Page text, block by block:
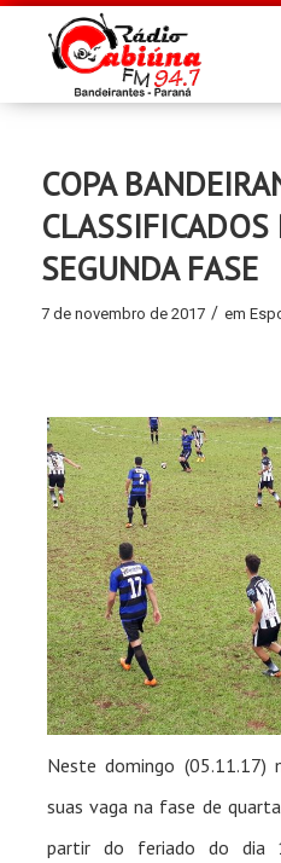
COPA
CLASSIFICADOS
SEGUNDA FASE
7 de novembro de 2017 / em
Neste domingo (05.11.17)
suas vaga na fase de
partir do feriado do dia